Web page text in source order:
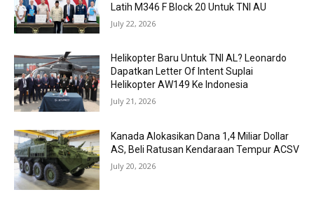
Latih M346 F Block 20 Untuk TNI AU
July 22, 2026
Helikopter Baru Untuk TNI AL? Leonardo
Dapatkan Letter Of Intent Suplai
Helikopter AW149 Ke Indonesia
July 21, 2026
Kanada Alokasikan Dana 1,4 Miliar Dollar
AS, Beli Ratusan Kendaraan Tempur ACSV
July 20, 2026